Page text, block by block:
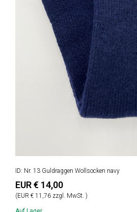
ID: Nr. 13 Guldraggen Wollsocken navy
EUR € 14,00
(EUR € 11,76 zzgl. MwSt. )